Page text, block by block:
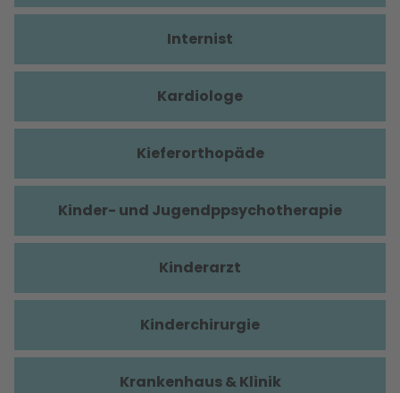
Internist
Kardiologe
Kieferorthopäde
Kinder- und Jugendppsychotherapie
Kinderarzt
Kinderchirurgie
Krankenhaus & Klinik